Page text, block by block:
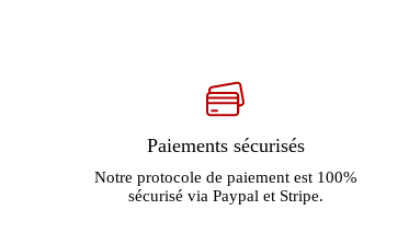
Paiements sécurisés
Notre protocole de paiement est 100%
sécurisé via Paypal et Stripe.